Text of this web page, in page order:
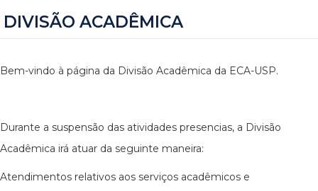
DIVISÃO ACADÊMICA
Bem-vindo à página da Divisão Acadêmica da ECA-USP.
Durante a suspensão das atividades presencias, a Divisão
Acadêmica irá atuar da seguinte maneira:
Atendimentos relativos aos serviços acadêmicos e